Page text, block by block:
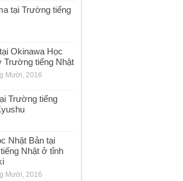
tại Trường tiếng
Okinawa Học
Trường tiếng Nhật
Mười, 2016
Trường tiếng
Nhật Bản tại
Nhật ở tỉnh
Mười, 2016